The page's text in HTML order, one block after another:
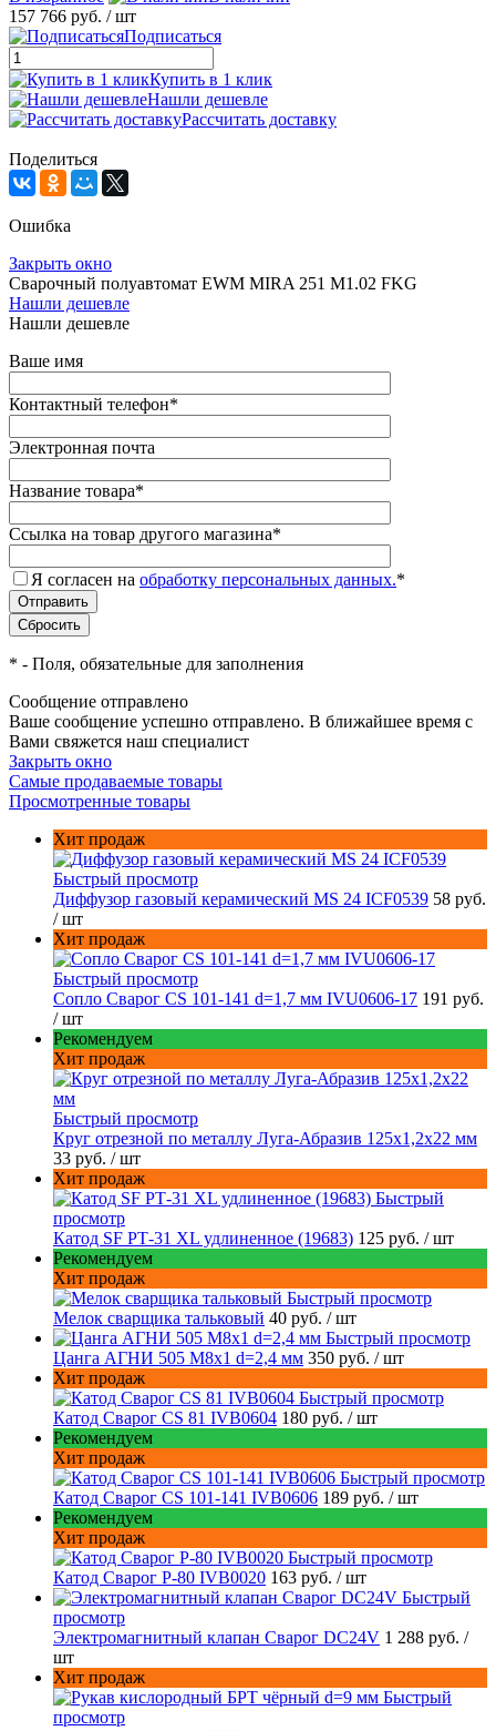
157 766 руб. / шт
Подписаться
Купить в 1 клик
Нашли дешевле
Рассчитать доставку
Поделиться
Ошибка
Закрыть окно
Сварочный полуавтомат EWM MIRA 251 M1.02 FKG
Нашли дешевле
Нашли дешевле
Ваше имя
Контактный телефон*
Электронная почта
Название товара*
Ссылка на товар другого магазина*
Я согласен на обработку персональных данных.*
* - Поля, обязательные для заполнения
Сообщение отправлено
Ваше сообщение успешно отправлено. В ближайшее время с
Вами свяжется наш специалист
Закрыть окно
Самые продаваемые товары
Просмотренные товары
Хит продаж
Быстрый просмотр
Диффузор газовый керамический MS 24 ICF0539 58 руб.
/ шт
Хит продаж
Быстрый просмотр
Сопло Сварог CS 101-141 d=1,7 мм IVU0606-17 191 руб.
/ шт
Рекомендуем
Хит продаж
Быстрый просмотр
Круг отрезной по металлу Луга-Абразив 125x1,2x22 мм
33 руб. / шт
Хит продаж
Быстрый
просмотр
Катод SF РТ-31 XL удлиненное (19683) 125 руб. / шт
Рекомендуем
Хит продаж
Быстрый просмотр
Мелок сварщика тальковый 40 руб. / шт
Быстрый просмотр
Цанга АГНИ 505 М8х1 d=2,4 мм 350 руб. / шт
Хит продаж
Быстрый просмотр
Катод Сварог CS 81 IVB0604 180 руб. / шт
Рекомендуем
Хит продаж
Быстрый просмотр
Катод Сварог CS 101-141 IVB0606 189 руб. / шт
Рекомендуем
Хит продаж
Быстрый просмотр
Катод Сварог P-80 IVB0020 163 руб. / шт
Быстрый
просмотр
Электромагнитный клапан Сварог DC24V 1 288 руб. /
шт
Хит продаж
Быстрый
просмотр